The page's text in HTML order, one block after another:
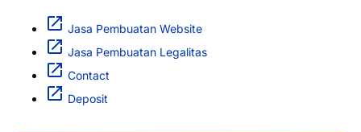
Jasa Pembuatan Website
Jasa Pembuatan Legalitas
Contact
Deposit